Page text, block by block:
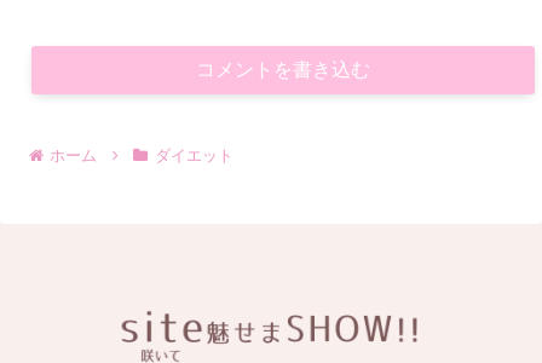
コメントを書き込む
ホーム ダイエット